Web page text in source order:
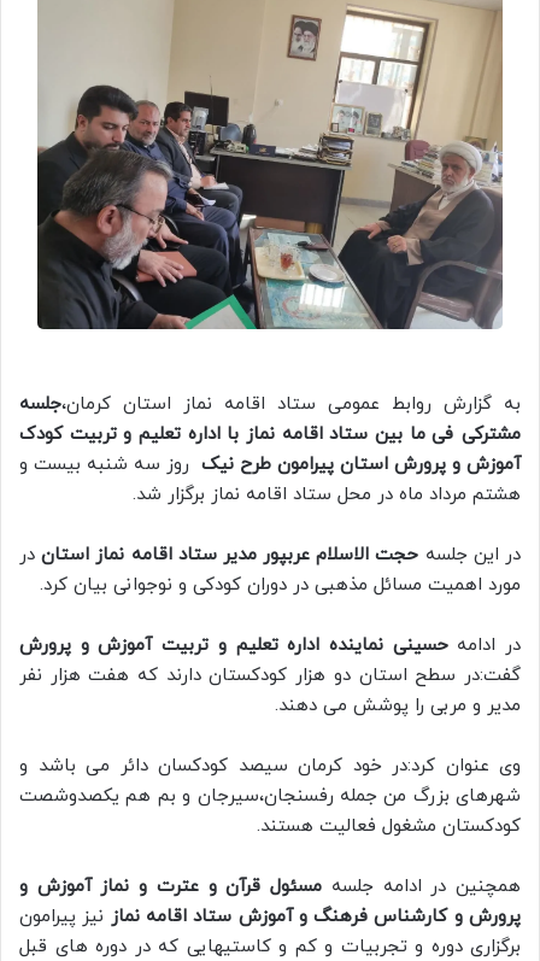
به گزارش روابط عمومی ستاد اقامه نماز استان کرمان،جلسه
مشترکی فی ما بین ستاد اقامه نماز با اداره تعلیم و تربیت کودک
آموزش و پرورش استان پیرامون طرح نیک روز سه شنبه بیست و
هشتم مرداد ماه در محل ستاد اقامه نماز برگزار شد.
در این جلسه حجت الاسلام عربپور مدیر ستاد اقامه نماز استاندر
مورد اهمیت مسائل مذهبی در دوران کودکی و نوجوانی بیان کرد.
در ادامهحسینی نماینده اداره تعلیم و تربیت آموزش و پرورش
گفت:در سطح استان دو هزار کودکستان دارند که هفت هزار نفر
مدیر و مربی را پوشش می دهند.
وی عنوان کرد:در خود کرمان سیصد کودکسان دائر می باشد و
شهرهای بزرگ من جمله رفسنجان،سیرجان و بم هم یکصدوشصت
کودکستان مشغول فعالیت هستند.
همچنین در ادامه جلسه مسئول قرآن و عترت و نماز آموزش و
پرورش و کارشناس فرهنگ و آموزش ستاد اقامه نماز نیز پیرامون
برگزاری دوره و تجربیات و کم و کاستیهایی که در دوره های قبل